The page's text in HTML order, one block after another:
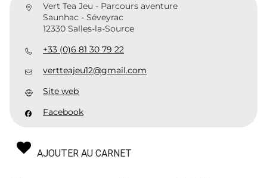
Vert Tea Jeu - Parcours aventure
Saunhac - Séveyrac
12330 Salles-la-Source
+33 (0)6 81 30 79 22
vertteajeu12@gmail.com
Site web
Facebook
AJOUTER AU CARNET